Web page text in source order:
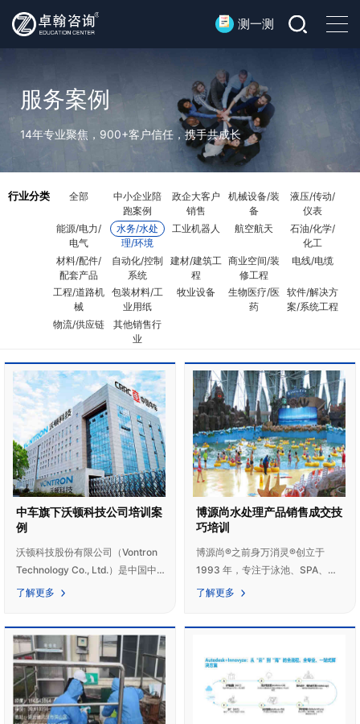
测一测
服务案例
14年专业聚焦，900+客户信任，携手共成长
行业分类 全部
中小企业陪
跑案例
政企大客户
销售
机械设备/装
备
液压/传动/
仪表
能源/电力/
电气
水务/水处
理/环境
工业机器人 航空航天
石油/化学/
化工
材料/配件/
配套产品
自动化/控制
系统
建材/建筑工
程
商业空间/装
修工程
电线/电缆
工程/道路机
械
包装材料/工
业用纸
牧业设备
生物医疗/医
药
软件/解决方
案/系统工程
物流/供应链
其他销售行
业
中车旗下沃顿科技公司培训案
例
沃顿科技股份有限公司（Vontron
Technology Co., Ltd.）是中国中
车集团旗下上市公司（股票简称“沃
发区，属中国中车在黔大型企业，
中车产业投资有限公司为公司第一
大股东。公司是一家以分离膜及相
关材料研发、制造和销售业务为
主，植物纤维综合利用和膜分离全
了解更多
博源尚水处理产品销售成交技
巧培训
博源尚®之前身万消灵®创立于
1993 年，专注于泳池、SPA、水
上乐园、洗浴、温泉水处理药剂及
的 BOWS®品牌产品及面向全球的
ODM\OEM 业务。 凭借 32 年的经
营沉淀，赢得全球专业经销商及终
端用户的高度信赖。在中国，我们
了解更多